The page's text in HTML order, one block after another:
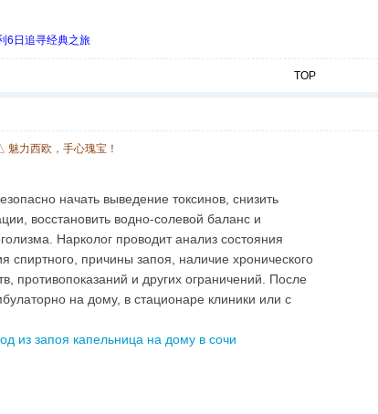
6日追寻经典之旅
TOP
力西欧，手心瑰宝！
начать выведение токсинов, снизить
восстановить водно-солевой баланс и
Нарколог проводит анализ состояния
спиртного, причины запоя, наличие хронического
противопоказаний и других ограничений. После
на дому, в стационаре клиники или с
из запоя капельница на дому в сочи